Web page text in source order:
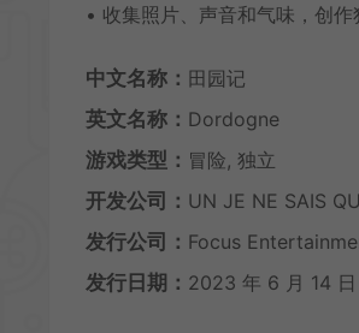
• 收集照片、声音和气味，创
中文名称： 田园记
英文名称： Dordogne
游戏类型： 冒险, 独立
开发公司： UN JE NE SAIS
发行公司： Focus
发行日期： 2023 年 6 月 14 日